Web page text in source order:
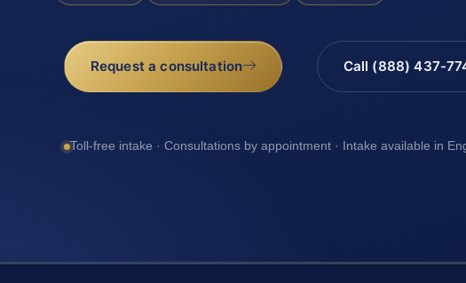
Request a consultation Call (888) 437-
Toll-free intake · Consultations by appointment · Intake available in